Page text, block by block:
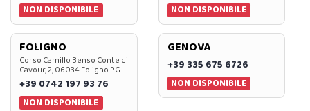
NON DISPONIBILE
NON DISPONIBILE
FOLIGNO
Corso Camillo Benso Conte di
Cavour, 2, 06034 Foligno PG
+39 0742 197 93 76
NON DISPONIBILE
GENOVA
+39 335 675 6726
NON DISPONIBILE